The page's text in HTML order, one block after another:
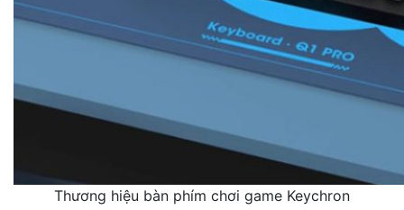
Thương hiệu bàn phím chơi game Keychron